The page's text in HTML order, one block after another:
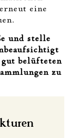
eine
und stelle
belüfteten
zu